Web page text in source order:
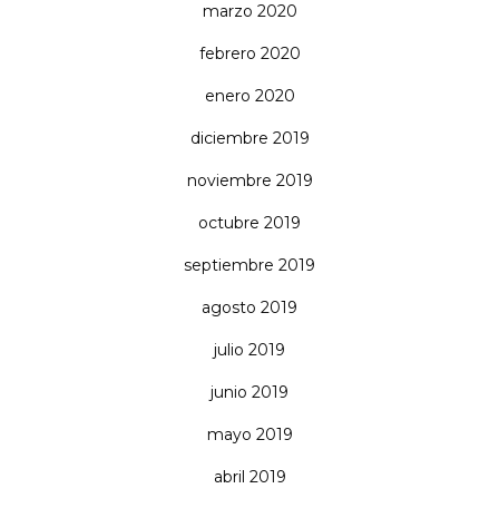
marzo 2020
febrero 2020
enero 2020
diciembre 2019
noviembre 2019
octubre 2019
septiembre 2019
agosto 2019
julio 2019
junio 2019
mayo 2019
abril 2019